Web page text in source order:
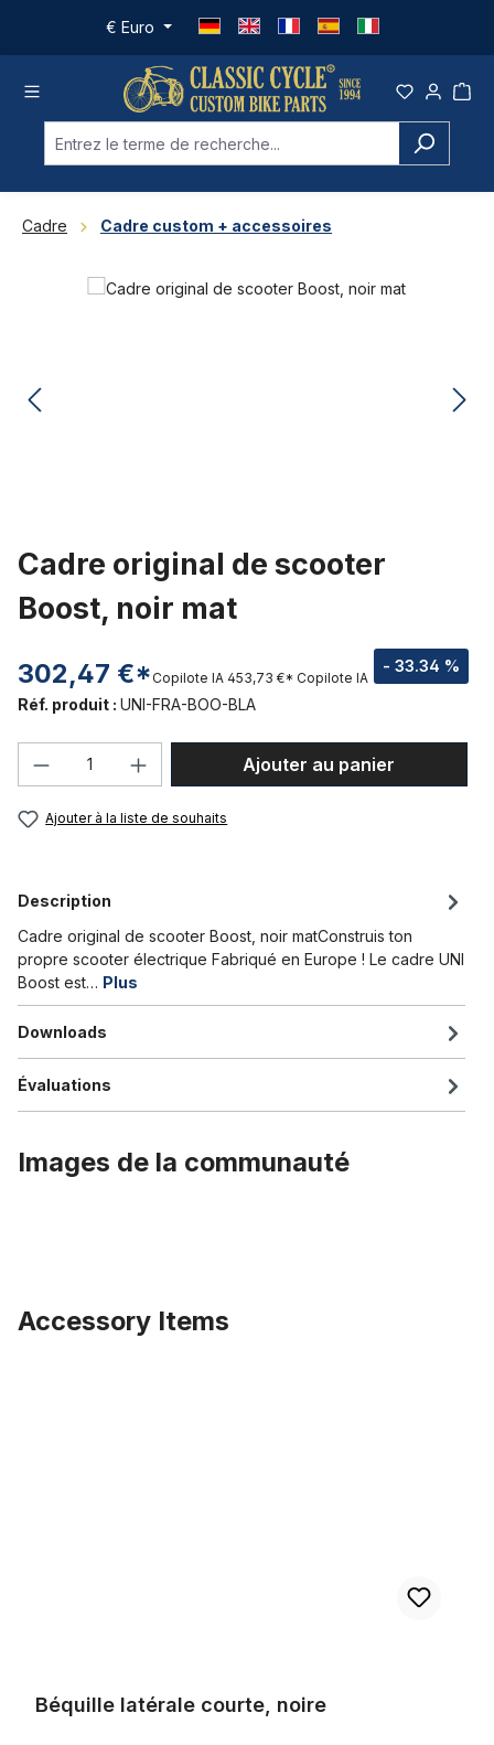
Passer au contenu principal
€ Euro
Cadre Cadre custom + accessoires
Ignorer la galerie d'images
Cadre original de scooter
Boost, noir mat
302,47 €* - 33.34 %
Copilote IA 453,73 €* Copilote IA
Réf. produit : UNI-FRA-BOO-BLA
Quantité de produit : Entrez la
Ajouter au panier
Ajouter à la liste de souhaits
Description
Cadre original de scooter Boost, noir matConstruis ton
propre scooter électrique Fabriqué en Europe ! Le cadre UNI
Boost est… Plus
Downloads
Évaluations
Images de la communauté
Accessory Items
Béquille latérale courte, noire